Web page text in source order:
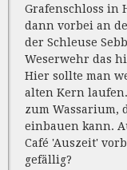
Grafenschloss in
dann vorbei an
der Schleuse
Weserwehr das
Hier sollte man
alten Kern
zum Wassarium,
einbauen kann.
Café 'Auszeit'
gefällig?